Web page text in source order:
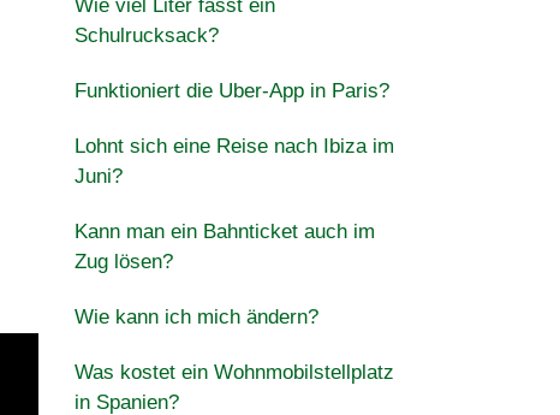
Wie viel Liter fasst ein
Schulrucksack?
Funktioniert die Uber-App in Paris?
Lohnt sich eine Reise nach Ibiza im
Juni?
Kann man ein Bahnticket auch im
Zug lösen?
Wie kann ich mich ändern?
Was kostet ein Wohnmobilstellplatz
in Spanien?